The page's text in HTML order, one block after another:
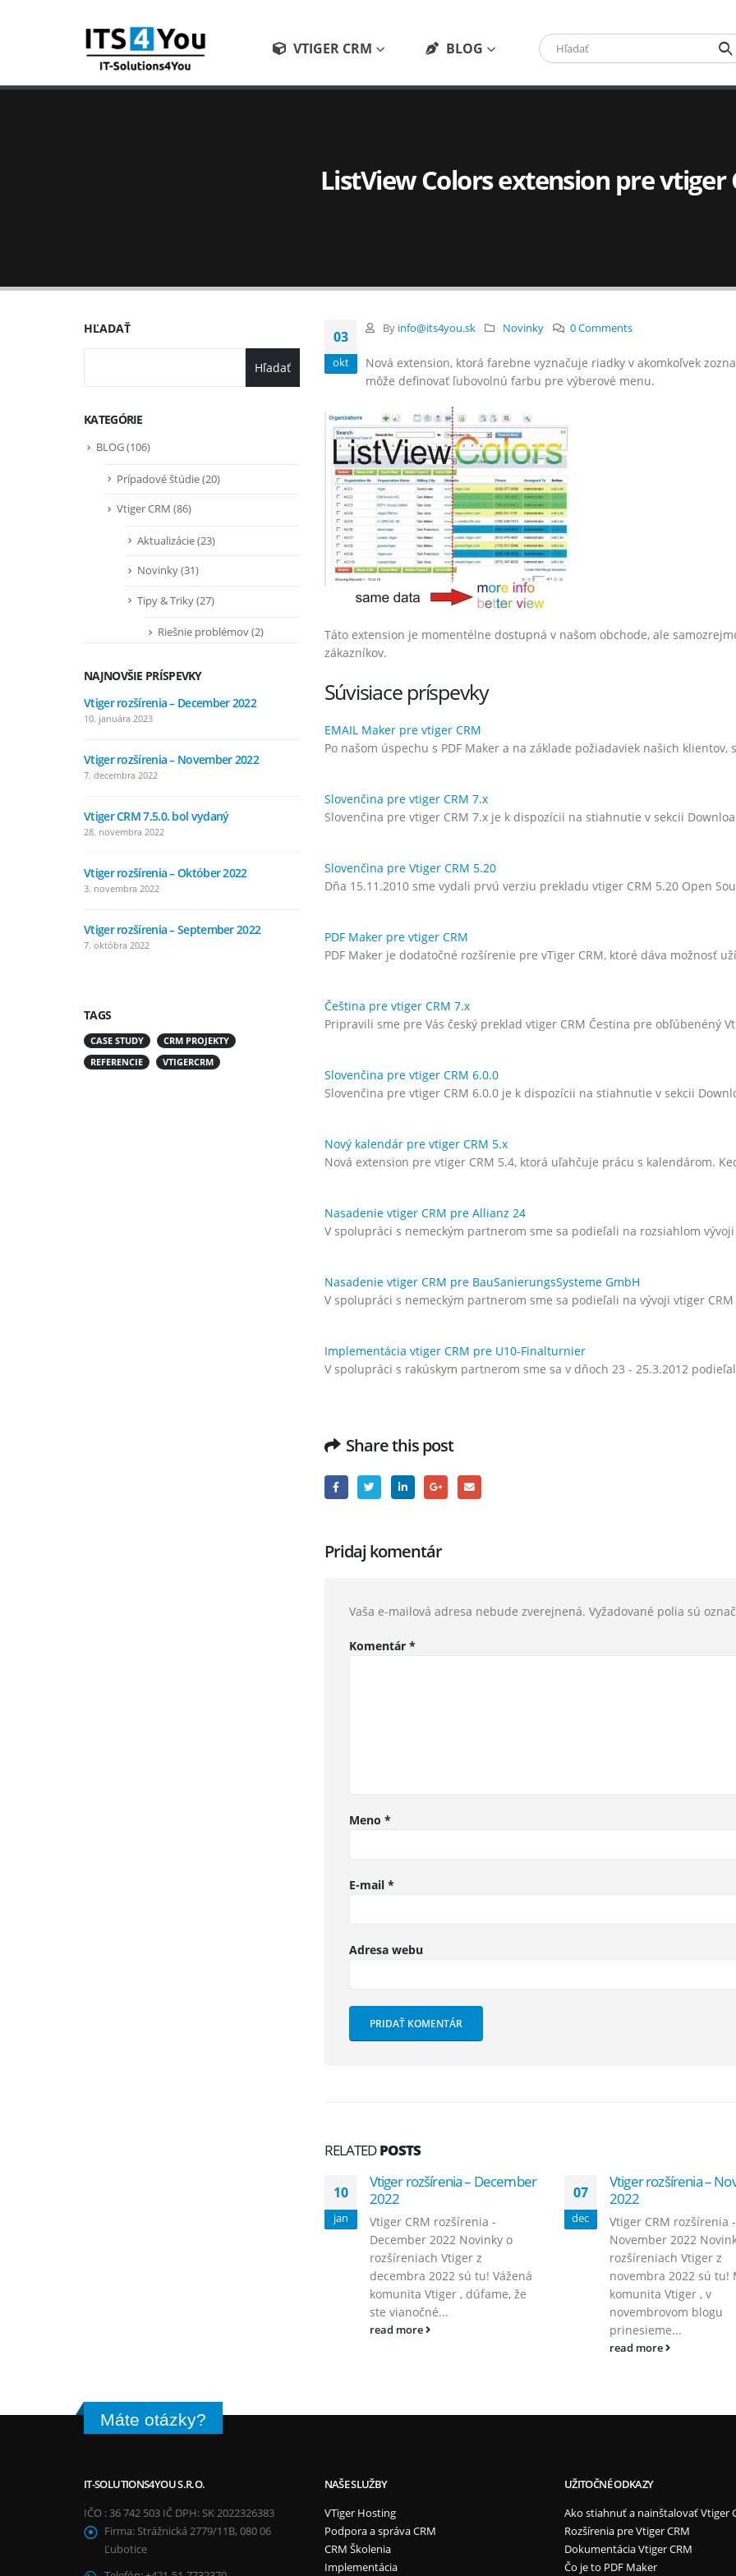
VTIGER CRM BLOG
ListView Colors extension pre vtiger
03
okt
By info@its4you.sk Novinky 0 Comments
Nová extension, ktorá farebne vyznačuje riadky v akomkoľvek
môže definovať ľubovolnú farbu pre výberové menu.
Táto extension je momentélne dostupná v našom obchode, ale
zákazníkov.
Súvisiace príspevky
EMAIL Maker pre vtiger CRM
Po našom úspechu s PDF Maker a na základe požiadaviek našich
Slovenčina pre vtiger CRM 7.x
Slovenčina pre vtiger CRM 7.x je k dispozícii na stiahnutie v sekcii
Slovenčina pre Vtiger CRM 5.20
Dňa 15.11.2010 sme vydali prvú verziu prekladu vtiger CRM 5.20 Open
PDF Maker pre vtiger CRM
PDF Maker je dodatočné rozšírenie pre vTiger CRM, ktoré dáva možnosť
Čeština pre vtiger CRM 7.x
Pripravili sme pre Vás český preklad vtiger CRM Čestina pre obľúbenéný
Slovenčina pre vtiger CRM 6.0.0
Slovenčina pre vtiger CRM 6.0.0 je k dispozícii na stiahnutie v sekcii
Nový kalendár pre vtiger CRM 5.x
Nová extension pre vtiger CRM 5.4, ktorá uľahčuje prácu s kalendárom.
Nasadenie vtiger CRM pre Allianz 24
V spolupráci s nemeckým partnerom sme sa podieľali na rozsiahlom
Nasadenie vtiger CRM pre BauSanierungsSysteme GmbH
V spolupráci s nemeckým partnerom sme sa podieľali na vývoji vtiger
Implementácia vtiger CRM pre U10-Finalturnier
V spolupráci s rakúskym partnerom sme sa v dňoch 23 - 25.3.2012
Share this post
Pridaj komentár
Vaša e-mailová adresa nebude zverejnená. Vyžadované polia sú
Komentár *
Meno *
E-mail *
Adresa webu
RELATEDPOSTS
10
jan
Vtiger rozšírenia – December
2022
Vtiger CRM rozšírenia -
December 2022 Novinky o
rozšíreniach Vtiger z
decembra 2022 sú tu! Vážená
komunita Vtiger , dúfame, že
ste vianočné...
read more
07
dec
Vtiger rozšírenia –
2022
Vtiger CRM rozšírenia -
November 2022
rozšíreniach Vtiger z
novembra 2022 sú tu!
komunita Vtiger , v
novembrovom blogu
prinesieme...
read more
HĽADAŤ
Hľadať
KATEGÓRIE
BLOG(106)
Prípadové štúdie(20)
Vtiger CRM (86)
Aktualizácie(23)
Novinky(31)
Tipy & Triky(27)
Riešnie problémov(2)
NAJNOVŠIE PRÍSPEVKY
Vtiger rozšírenia – December 2022
10. januára 2023
Vtiger rozšírenia – November 2022
7. decembra 2022
Vtiger CRM 7.5.0. bol vydaný
28. novembra 2022
Vtiger rozšírenia – Október 2022
3. novembra 2022
Vtiger rozšírenia – September 2022
7. októbra 2022
Vtiger rozšírenia – August 2022
Vtiger rozšírenia – Júl 2022
Vtiger rozšírenia – Jún 2022
Vtiger rozšírenia – Máj 2022
8. júna 2022
Vtiger rozšírenia – Apríl 2022
5. mája 2022
Vtiger rozšírenia – Február 2022
Vtiger rozšírenia – Január 2022
6. januára 2022
TAGS
CASE STUDY
CRM PROJEKTY
REFERENCIE
VTIGERCRM
Máte otázky?
IT-SOLUTIONS4YOU S.R.O.
IČO : 36 742 503 IČ DPH: SK 2022326383
Firma: Strážnická 2779/11B, 080 06
Ľubotice
NAŠE SLUŽBY
VTiger Hosting
Podpora a správa CRM
CRM Školenia
Implementácia
UŽITOČNÉ ODKAZY
Ako stiahnuť a nainštalovať Vtiger
Rozšírenia pre Vtiger CRM
Dokumentácia Vtiger CRM
Čo je to PDF Maker